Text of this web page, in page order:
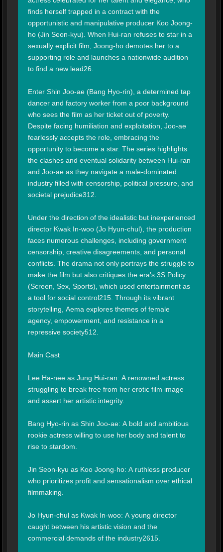
finds herself trapped in a contract with the
opportunistic and manipulative producer Koo Joong-
ho (Jin Seon-kyu). When Hui-ran refuses to star in a
sexually explicit film, Joong-ho demotes her to a
supporting role and launches a nationwide audition
to find a new lead26.
Enter Shin Joo-ae (Bang Hyo-rin), a determined tap
dancer and factory worker from a poor background
who sees the film as her ticket out of poverty.
Despite facing humiliation and exploitation, Joo-ae
fearlessly accepts the role, embracing the
opportunity to become a star. The series highlights
the clashes and eventual solidarity between Hui-ran
and Joo-ae as they navigate a male-dominated
industry filled with censorship, political pressure, and
societal prejudice312.
Under the direction of the idealistic but inexperienced
director Kwak In-woo (Jo Hyun-chul), the production
faces numerous challenges, including government
censorship, creative disagreements, and personal
conflicts. The drama not only portrays the struggle to
make the film but also critiques the era’s 3S Policy
(Screen, Sex, Sports), which used entertainment as
a tool for social control215. Through its vibrant
storytelling, Aema explores themes of female
agency, empowerment, and resistance in a
repressive society512.
Main Cast
Lee Ha-nee as Jung Hui-ran: A renowned actress
struggling to break free from her erotic film image
and assert her artistic integrity.
Bang Hyo-rin as Shin Joo-ae: A bold and ambitious
rookie actress willing to use her body and talent to
rise to stardom.
Jin Seon-kyu as Koo Joong-ho: A ruthless producer
who prioritizes profit and sensationalism over ethical
filmmaking.
Jo Hyun-chul as Kwak In-woo: A young director
caught between his artistic vision and the
commercial demands of the industry2615.